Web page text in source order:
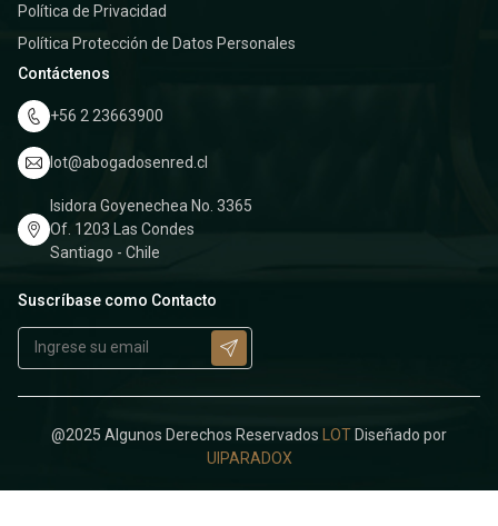
Política de Privacidad
Política Protección de Datos Personales
Contáctenos
+56 2 23663900
lot@abogadosenred.cl
Isidora Goyenechea No. 3365
Of. 1203 Las Condes
Santiago - Chile
Suscríbase como Contacto
@2025 Algunos Derechos Reservados LOT Diseñado por
UIPARADOX